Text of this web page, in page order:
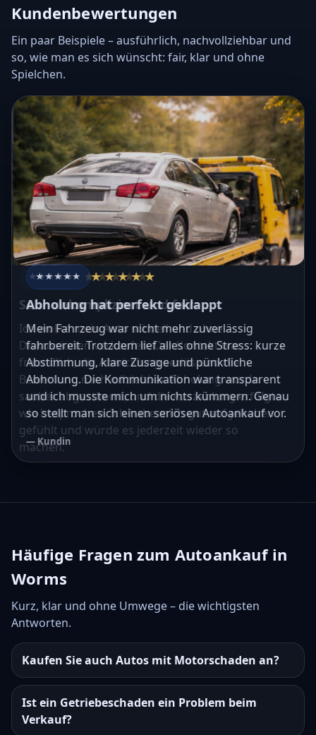
Kundenbewertungen
Ein paar Beispiele – ausführlich, nachvollziehbar und
so, wie man es sich wünscht: fair, klar und ohne
Spielchen.
★★★★★ ★★★★★
Sehr unkompliziert und fair
Ich wollte mein Auto schnell und ohne
Diskussionen verkaufen. Der Kontakt war
freundlich, die Abwicklung seriös und die
Bewertung nachvollziehbar. Abholung wurde
sauber abgestimmt, und die Auszahlung erfolgte
wie besprochen. Ich habe mich gut aufgehoben
gefühlt und würde es jederzeit wieder so
machen.
★★★★★ ★★★★★
Abholung hat perfekt geklappt
Mein Fahrzeug war nicht mehr zuverlässig
fahrbereit. Trotzdem lief alles ohne Stress: kurze
Abstimmung, klare Zusage und pünktliche
Abholung. Die Kommunikation war transparent
und ich musste mich um nichts kümmern. Genau
so stellt man sich einen seriösen Autoankauf vor.
— Kundin
★★★★★ ★★★★★
★★★★★ ★★★★★
★★★★★ ★★★★★
Häufige Fragen zum Autoankauf in
Worms
Kurz, klar und ohne Umwege – die wichtigsten
Antworten.
Kaufen Sie auch Autos mit Motorschaden an?
Ist ein Getriebeschaden ein Problem beim
Verkauf?